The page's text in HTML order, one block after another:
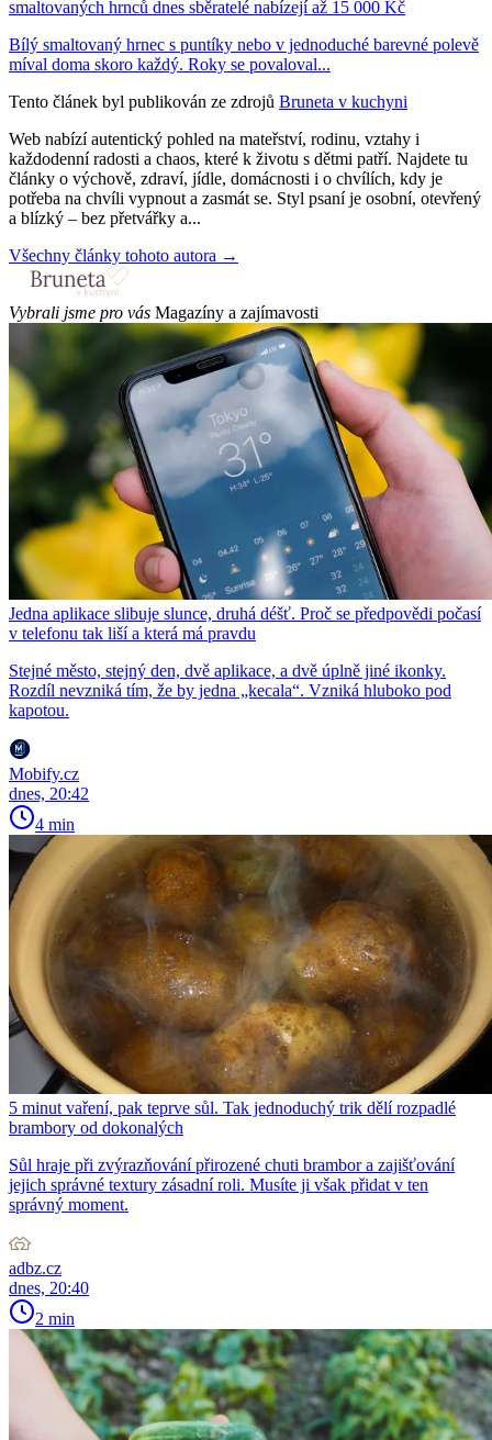
smaltovaných hrnců dnes sběratelé nabízejí až 15 000 Kč
Bílý smaltovaný hrnec s puntíky nebo v jednoduché barevné polevě
míval doma skoro každý. Roky se povaloval...
Tento článek byl publikován ze zdrojů Bruneta v kuchyni
Web nabízí autentický pohled na mateřství, rodinu, vztahy i
každodenní radosti a chaos, které k životu s dětmi patří. Najdete tu
články o výchově, zdraví, jídle, domácnosti i o chvílích, kdy je
potřeba na chvíli vypnout a zasmát se. Styl psaní je osobní, otevřený
a blízký – bez přetvářky a...
Všechny články tohoto autora →
Vybrali jsme pro vás Magazíny a zajímavosti
Jedna aplikace slibuje slunce, druhá déšť. Proč se předpovědi počasí
v telefonu tak liší a která má pravdu
Stejné město, stejný den, dvě aplikace, a dvě úplně jiné ikonky.
Rozdíl nevzniká tím, že by jedna „kecala“. Vzniká hluboko pod
kapotou.
Mobify.cz
dnes, 20:42
4 min
5 minut vaření, pak teprve sůl. Tak jednoduchý trik dělí rozpadlé
brambory od dokonalých
Sůl hraje při zvýrazňování přirozené chuti brambor a zajišťování
jejich správné textury zásadní roli. Musíte ji však přidat v ten
správný moment.
adbz.cz
dnes, 20:40
2 min